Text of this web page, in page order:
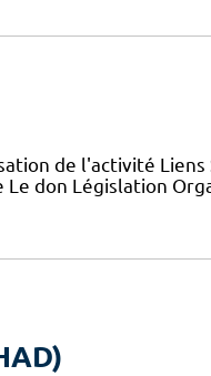
de l'activité
don Législation